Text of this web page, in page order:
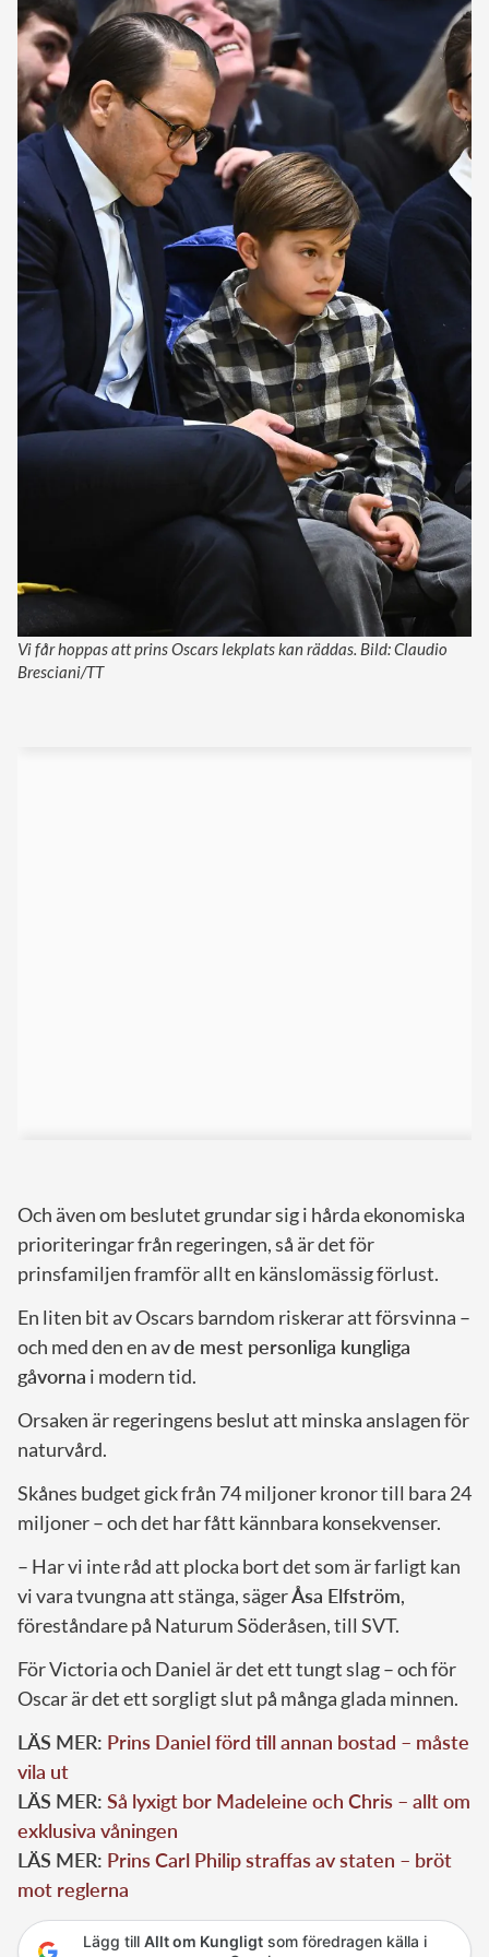
Vi får hoppas att prins Oscars lekplats kan räddas. Bild: Claudio
Bresciani/TT
Och även om beslutet grundar sig i hårda ekonomiska
prioriteringar från regeringen, så är det för
prinsfamiljen framför allt en känslomässig förlust.
En liten bit av Oscars barndom riskerar att försvinna –
och med den en avde mest personliga kungliga
gåvorna i modern tid.
Orsaken är regeringens beslut att minska anslagen för
naturvård.
Skånes budget gick från 74 miljoner kronor till bara 24
miljoner – och det har fått kännbara konsekvenser.
– Har vi inte råd att plocka bort det som är farligt kan
vi vara tvungna att stänga, sägerÅsa Elfström,
föreståndare på Naturum Söderåsen, till SVT.
För Victoria och Daniel är det ett tungt slag – och för
Oscar är det ett sorgligt slut på många glada minnen.
LÄS MER: Prins Daniel förd till annan bostad – måste
vila ut
LÄS MER: Så lyxigt bor Madeleine och Chris – allt om
exklusiva våningen
LÄS MER: Prins Carl Philip straffas av staten – bröt
mot reglerna
Lägg till Allt om Kungligtsom föredragen källa i